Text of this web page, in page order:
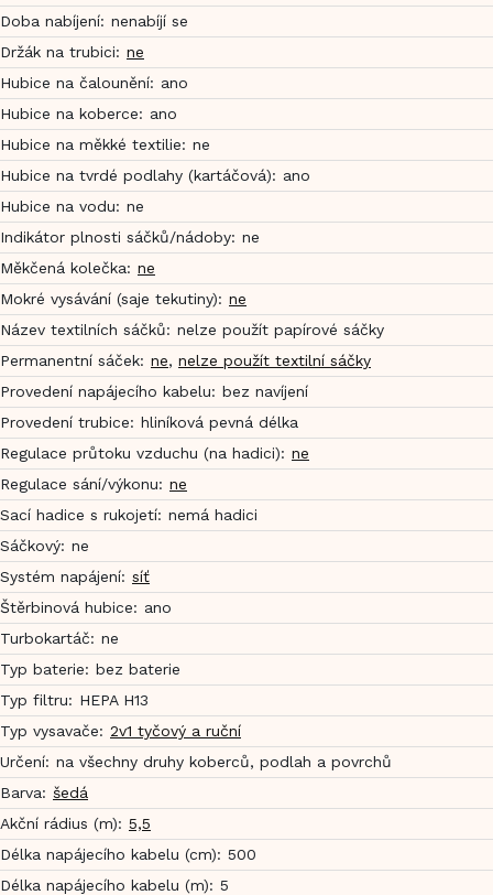
Doba nabíjení: nenabíjí se
Držák na trubici: ne
Hubice na čalounění: ano
Hubice na koberce: ano
Hubice na měkké textilie: ne
Hubice na tvrdé podlahy (kartáčová): ano
Hubice na vodu: ne
Indikátor plnosti sáčků/nádoby: ne
Měkčená kolečka: ne
Mokré vysávání (saje tekutiny): ne
Název textilních sáčků: nelze použít papírové sáčky
Permanentní sáček: ne, nelze použít textilní sáčky
Provedení napájecího kabelu: bez navíjení
Provedení trubice: hliníková pevná délka
Regulace průtoku vzduchu (na hadici): ne
Regulace sání/výkonu: ne
Sací hadice s rukojetí: nemá hadici
Sáčkový: ne
Systém napájení: síť
Štěrbinová hubice: ano
Turbokartáč: ne
Typ baterie: bez baterie
Typ filtru: HEPA H13
Typ vysavače: 2v1 tyčový a ruční
Určení: na všechny druhy koberců, podlah a povrchů
Barva: šedá
Akční rádius (m): 5,5
Délka napájecího kabelu (cm): 500
Délka napájecího kabelu (m): 5